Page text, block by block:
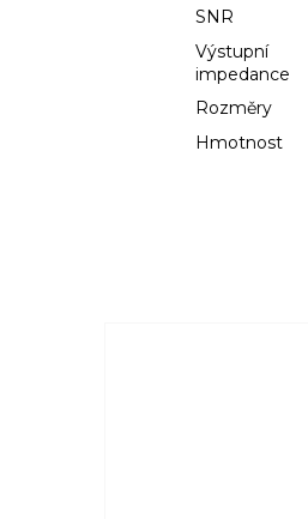
SNR
Výstupní
impedance
Rozměry
Hmotnost